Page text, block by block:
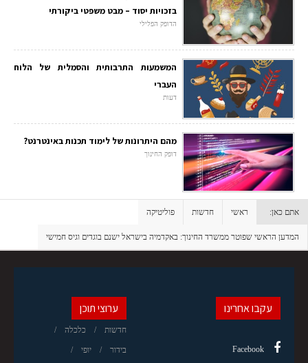
בזכויות יסוד – מבט משפטי ביקורתי
הדופק הפלילי
המשמעות התרבותית והסמלית של הלוח
העברי
דעות
מהם היתרונות של לימוד תכנות באינטרנט?
דופק החינוך
אתם כאן: ראשי חדשות פוליטיקה
המדען הראשי שפוטר ממשרד החינוך: באקדמיה בישראל ישנם בוגדים וגיס חמישי
ערוצי תוכן
חדשות כלכלה
בידור יופי
עקבו אחרינו
Facebook